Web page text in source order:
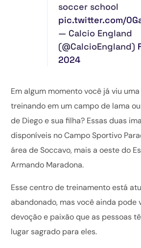
soccer school
pic.twitter.com/
— Calcio England
(@CalcioEngland)
2024
Em algum momento você já viu
treinando em um campo de lama
de Diego e sua filha? Essas duas
disponíveis no Campo Sportivo
área de Soccavo, mais a oeste do
Armando Maradona.
Esse centro de treinamento está
abandonado, mas você ainda pode
devoção e paixão que as pessoas
lugar sagrado para eles.